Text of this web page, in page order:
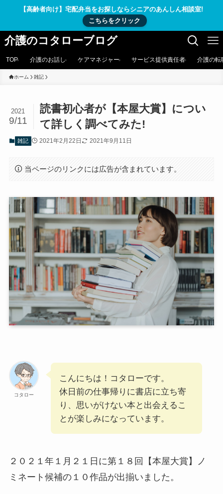
【高齢者向け】宅配弁当をお探しならシニアのあんしん相談室!
こちらをクリック
介護のコタローブログ
TOP 介護のお話し ケアマネジャー サービス提供責任者 介護の転
ホーム 雑記
読書初心者が【本屋大賞】につい
て詳しく調べてみた!
2021
9/11
雑記 2021年2月22日 2021年9月11日
当ページのリンクには広告が含まれています。
コタロー
こんにちは！コタローです。
休日前の仕事帰りに書店に立ち寄
り、思いがけない本と出会えるこ
とが楽しみになっています。
２０２１年１月２１日に第１８回【本屋大賞】ノ
ミネート候補の１０作品が出揃いました。